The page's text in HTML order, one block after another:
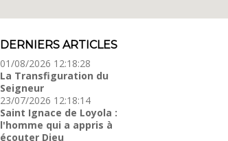
DERNIERS ARTICLES
01/08/2026 12:18:28
La Transfiguration du
Seigneur
23/07/2026 12:18:14
Saint Ignace de Loyola :
l'homme qui a appris à
écouter Dieu